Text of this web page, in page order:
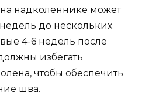
надколеннике может
до нескольких
4-6 недель после
избегать
чтобы обеспечить
шва.